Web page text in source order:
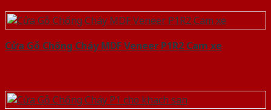
Cửa Gỗ Chống Cháy MDF Veneer P1R2 Cam xe